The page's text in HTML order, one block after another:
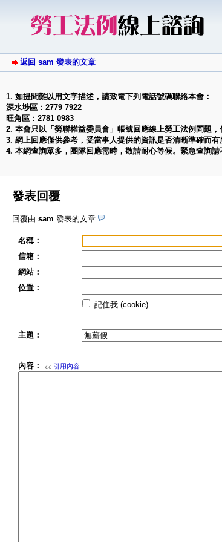
返回 sam 發表的文章
1. 如提問難以用文字描述，請致電下列電話號碼聯絡本會：
深水埗區：2779 7922
旺角區：2781 0983
2. 本會只以「勞聯權益委員會」帳號回應線上勞工法例問題，
3. 網上回應僅供參考，受當事人提供的資訊是否清晰準確而有
4. 本網查詢眾多，團隊回應需時，敬請耐心等候。緊急查詢請
發表回覆
回覆由 sam 發表的文章
名稱：
信箱：
網站：
位置：
記住我 (cookie)
主題：
內容：
引用內容